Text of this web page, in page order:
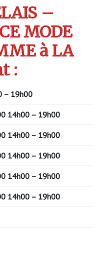
–
MODE
à LA
:
– 19h00
14h00 – 19h00
14h00 – 19h00
14h00 – 19h00
14h00 – 19h00
14h00 – 19h00